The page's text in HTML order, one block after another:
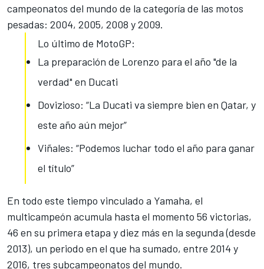
campeonatos del mundo de la categoría de las motos
pesadas: 2004, 2005, 2008 y 2009.
Lo último de MotoGP:
La preparación de Lorenzo para el año "de la
verdad" en Ducati
Dovizioso: “La Ducati va siempre bien en Qatar, y
este año aún mejor”
Viñales: “Podemos luchar todo el año para ganar
el título”
En todo este tiempo vinculado a Yamaha, el
multicampeón acumula hasta el momento 56 victorias,
46 en su primera etapa y diez más en la segunda (desde
2013), un periodo en el que ha sumado, entre 2014 y
2016, tres subcampeonatos del mundo.